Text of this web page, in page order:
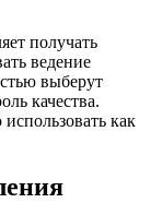
получать
ведение
выберут
качества.
как